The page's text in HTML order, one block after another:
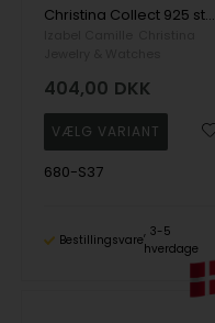
Christina Collect 925 sterling sølv Stardust rør med glitrende overflade, model 680-S37
404,00 DKK
680-S37
Bestillingsvare
3-5
hverdage